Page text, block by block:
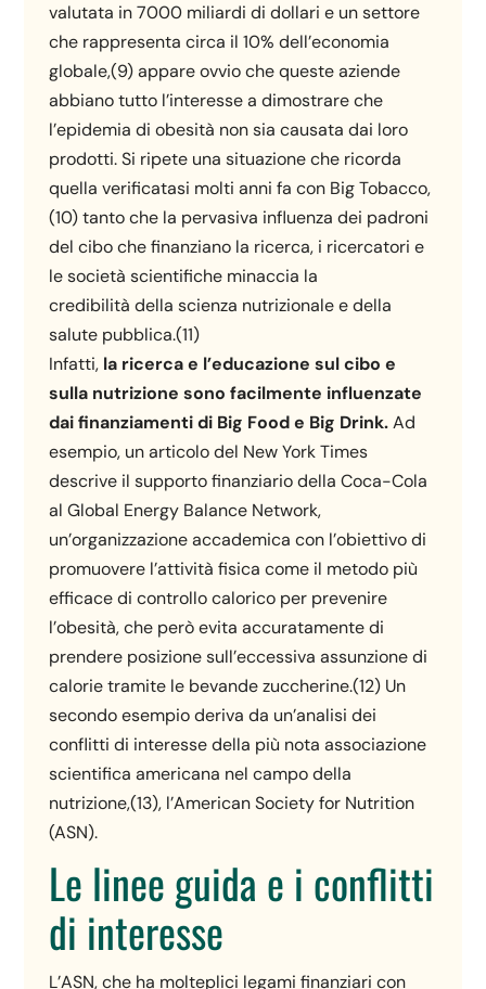
valutata in 7000 miliardi di dollari e un settore
che rappresenta circa il 10% dell’economia
globale,(9) appare ovvio che queste aziende
abbiano tutto l’interesse a dimostrare che
l’epidemia di obesità non sia causata dai loro
prodotti. Si ripete una situazione che ricorda
quella verificatasi molti anni fa con Big Tobacco,
(10) tanto che la pervasiva influenza dei padroni
del cibo che finanziano la ricerca, i ricercatori e
le società scientifiche minaccia la
credibilità della scienza nutrizionale e della
salute pubblica.(11)
Infatti, la ricerca e l’educazione sul cibo e
sulla nutrizione sono facilmente influenzate
dai finanziamenti di Big Food e Big Drink.Ad
esempio, un articolo del New York Times
descrive il supporto finanziario della Coca-Cola
al Global Energy Balance Network,
un’organizzazione accademica con l’obiettivo di
promuovere l’attività fisica come il metodo più
efficace di controllo calorico per prevenire
l’obesità, che però evita accuratamente di
prendere posizione sull’eccessiva assunzione di
calorie tramite le bevande zuccherine.(12) Un
secondo esempio deriva da un’analisi dei
conflitti di interesse della più nota associazione
scientifica americana nel campo della
nutrizione,(13), l’American Society for Nutrition
(ASN).
Le linee guida e i conflitti
di interesse
L’ASN, che ha molteplici legami finanziari con